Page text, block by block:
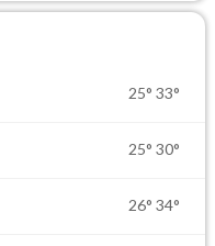
25° 33°
25° 30°
26° 34°